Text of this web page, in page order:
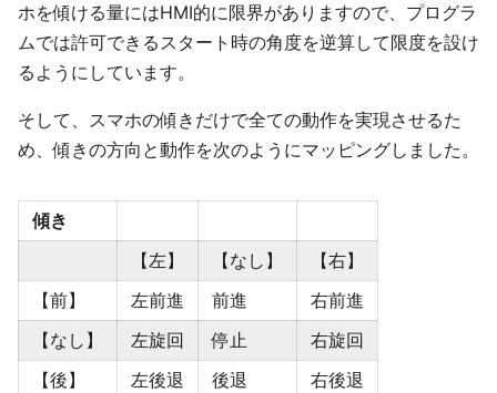
ホを傾ける量にはHMI的に限界がありますので、プログラ
ムでは許可できるスタート時の角度を逆算して限度を設け
るようにしています。
そして、スマホの傾きだけで全ての動作を実現させるた
め、傾きの方向と動作を次のようにマッピングしました。
傾き
【左】
【なし】
【右】
【前】
左前進 前進
右前進
【なし】
左旋回 停止
右旋回
【後】
左後退 後退 右後退